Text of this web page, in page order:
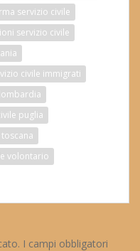
servizio civile
servizio civile
civile immigrati
puglia
volontario
I campi obbligatori